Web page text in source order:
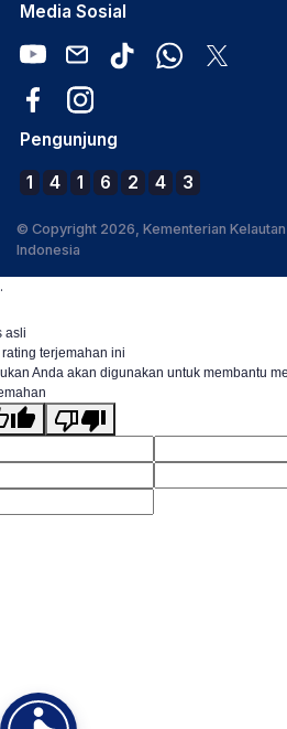
Media Sosial
Pengunjung
1 4 1 6 2 4 3
© Copyright 2026, Kementerian
Indonesia
.
asli
terjemahan ini
Anda akan digunakan untuk membantu